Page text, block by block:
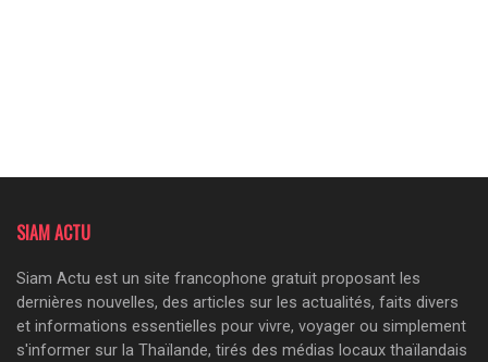
SIAM ACTU
Siam Actu est un site francophone gratuit proposant les
dernières nouvelles, des articles sur les actualités, faits divers
et informations essentielles pour vivre, voyager ou simplement
s'informer sur la Thaïlande, tirés des médias locaux thaïlandais